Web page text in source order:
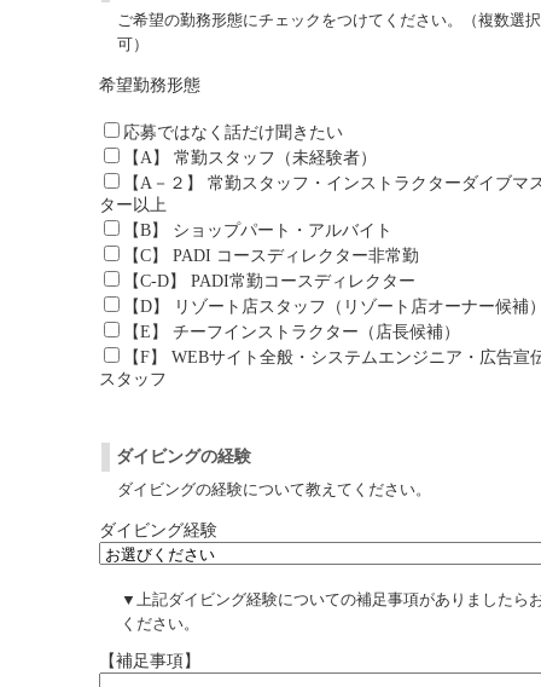
ご希望の勤務形態にチェックをつけてください。（複数選択
可）
希望勤務形態
応募ではなく話だけ聞きたい
【A】 常勤スタッフ（未経験者）
【A－２】 常勤スタッフ・インストラクターダイブマ
ター以上
【B】 ショップパート・アルバイト
【C】 PADI コースディレクター非常勤
【C-D】 PADI常勤コースディレクター
【D】 リゾート店スタッフ（リゾート店オーナー候補
【E】 チーフインストラクター（店長候補）
【F】 WEBサイト全般・システムエンジニア・広告宣
スタッフ
ダイビングの経験
ダイビングの経験について教えてください。
ダイビング経験
▼上記ダイビング経験についての補足事項がありましたら
ください。
【補足事項】